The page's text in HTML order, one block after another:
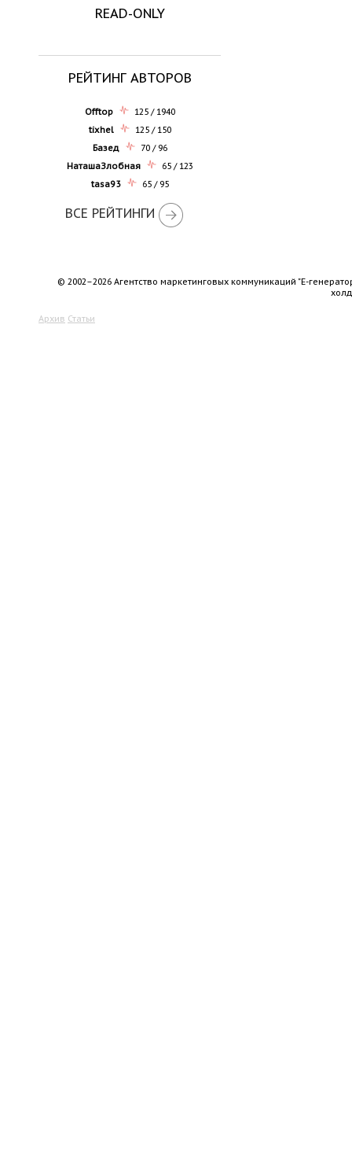
READ-ONLY
РЕЙТИНГ АВТОРОВ
Offtop
125 / 1940
tixhel
125 / 150
Базед
70 / 96
НаташаЗлобная
65 / 123
tasa93
65 / 95
ВСЕ РЕЙТИНГИ
© 2002–2026 Агентство маркетинговых коммуникаций "Е-
Архив Статьи